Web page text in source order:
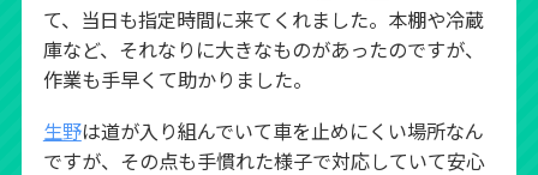
て、当日も指定時間に来てくれました。本棚や冷蔵
庫など、それなりに大きなものがあったのですが、
作業も手早くて助かりました。
生野は道が入り組んでいて車を止めにくい場所なん
ですが、その点も手慣れた様子で対応していて安心